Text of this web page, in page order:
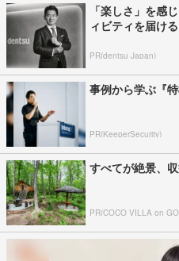
「楽しさ」を感
ィビティを届ける
PR(dentsu Japan)
事例から学ぶ『
PR(KeeperSecurity)
すべてが絶景、
PR(COCO VILLA on